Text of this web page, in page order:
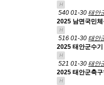
H
540 01-30 태안
2025 남면국민
H
516 01-30 태안
2025 태안군수
H
521 01-30 태안
2025 태안군축
H